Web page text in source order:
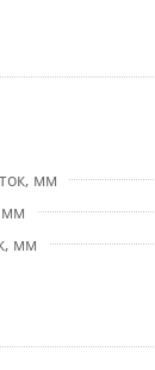
мм
мм
мм